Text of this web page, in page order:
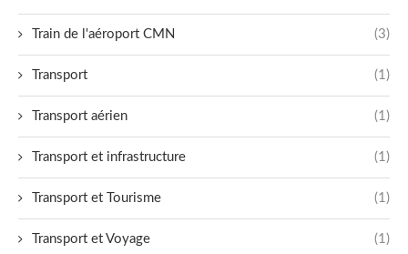
Train de l'aéroport CMN (3)
Transport (1)
Transport aérien (1)
Transport et infrastructure (1)
Transport et Tourisme (1)
Transport et Voyage (1)